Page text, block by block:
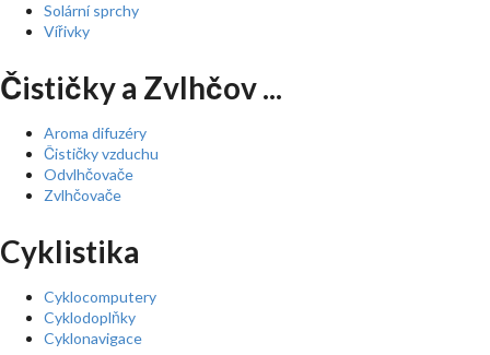
Solární sprchy
Vířivky
Čističky a Zvlhčov ...
Aroma difuzéry
Čističky vzduchu
Odvlhčovače
Zvlhčovače
Cyklistika
Cyklocomputery
Cyklodoplňky
Cyklonavigace